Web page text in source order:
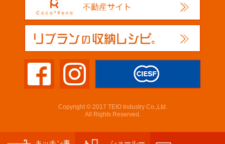
Copyright © 2017 TEIO Industry Co.,Ltd.
All Rights Reserved.